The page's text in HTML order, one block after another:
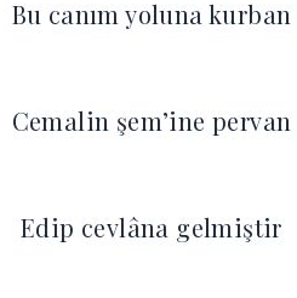
Bu canım yoluna kurban
Cemalin şem’ine pervan
Edip cevlâna gelmiştir